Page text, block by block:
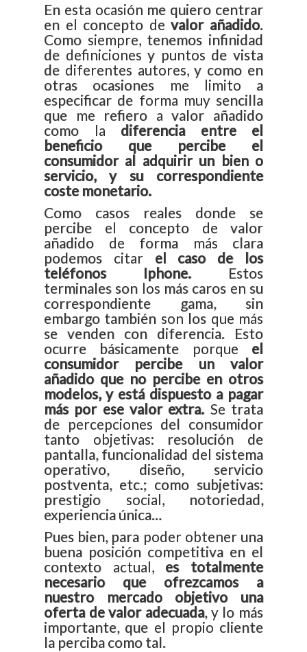
En esta ocasión me quiero centrar
en el concepto devalor añadido.
Como siempre, tenemos infinidad
de definiciones y puntos de vista
de diferentes autores, y como en
otras ocasiones me limito a
especificar de forma muy sencilla
que me refiero a valor añadido
como la diferencia entre el
beneficio que percibe el
consumidor al adquirir un bien o
servicio, y su correspondiente
coste monetario.
Como casos reales donde se
percibe el concepto de valor
añadido de forma más clara
podemos citar el caso de los
teléfonos Iphone.Estos
terminales son los más caros en su
correspondiente gama, sin
embargo también son los que más
se venden con diferencia. Esto
ocurre básicamente porque el
consumidor percibe un valor
añadido que no percibe en otros
modelos, y está dispuesto a pagar
más por ese valor extra.Se trata
de percepciones del consumidor
tanto objetivas: resolución de
pantalla, funcionalidad del sistema
operativo, diseño, servicio
postventa, etc.; como subjetivas:
prestigio social, notoriedad,
experiencia única…
Pues bien, para poder obtener una
buena posición competitiva en el
contexto actual, es totalmente
necesario que ofrezcamos a
nuestro mercado objetivo una
oferta de valor adecuada, y lo más
importante, que el propio cliente
la perciba como tal.